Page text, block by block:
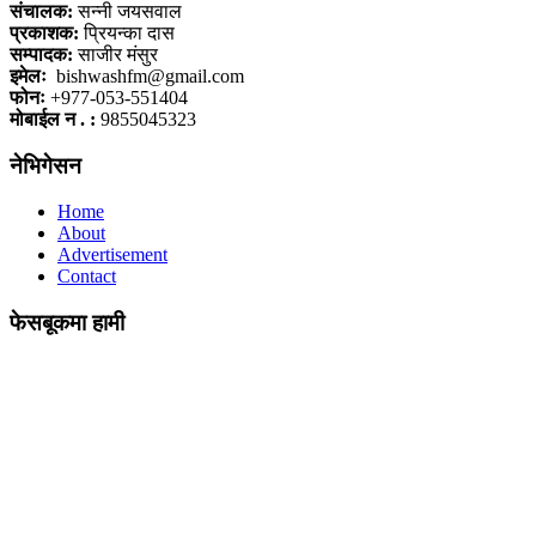
संचालक: सन्नी जयसवाल
प्रकाशक: प्रियन्का दास
सम्पादक: साजीर मंसुर
इमेलः bishwashfm@gmail.com
फोनः +977-053-551404
मोबाईल न . : 9855045323
नेभिगेसन
Home
About
Advertisement
Contact
फेसबूकमा हामी